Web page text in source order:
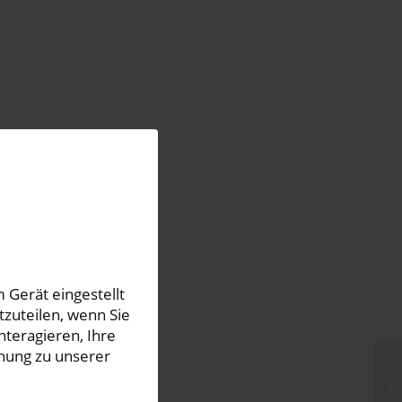
Gerät eingestellt
wenn Sie
Ihre
zu unserer